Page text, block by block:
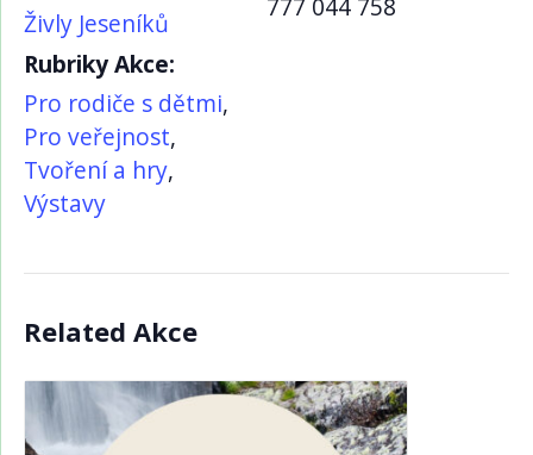
Živly Jeseníků
Rubriky Akce:
Pro rodiče s dětmi,
Pro veřejnost,
Tvoření a hry,
Výstavy
Related Akce